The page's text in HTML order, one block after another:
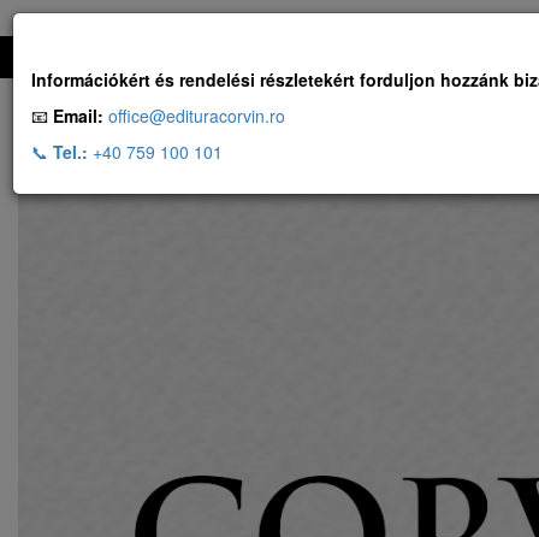
Információkért és rendelési részletekért forduljon hozzánk
📧 Email: office@edituracorvin.ro
📞 Tel.: +40 759 100 101